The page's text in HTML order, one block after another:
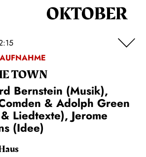
OKTOBER
TOWN
Bernstein (Musik),
& Adolph Green
Liedtexte), Jerome
(Idee)